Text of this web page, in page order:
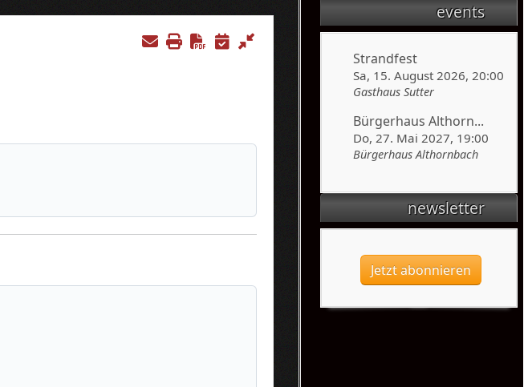
events
Strandfest
Sa, 15. August 2026, 20:00
Gasthaus Sutter
Bürgerhaus Althorn...
Do, 27. Mai 2027, 19:00
Bürgerhaus Althornbach
newsletter
Download PDF